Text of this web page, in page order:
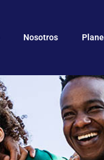
Nosotros